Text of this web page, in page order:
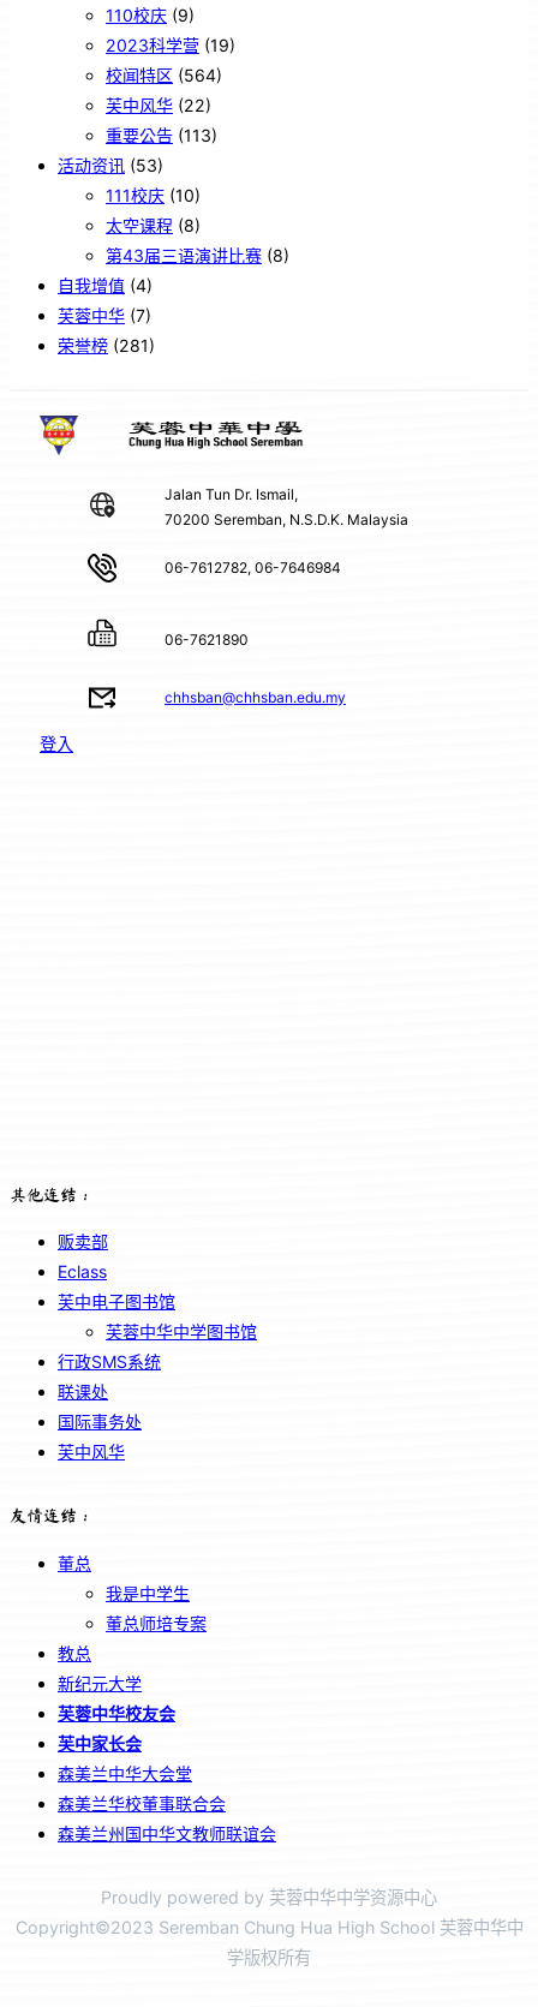
110校庆 (9)
2023科学营 (19)
校闻特区 (564)
芙中风华 (22)
重要公告 (113)
活动资讯 (53)
111校庆 (10)
太空课程 (8)
第43届三语演讲比赛 (8)
自我增值 (4)
芙蓉中华 (7)
荣誉榜 (281)
Jalan Tun Dr. Ismail,
70200 Seremban, N.S.D.K. Malaysia
06-7612782, 06-7646984
06-7621890
chhsban@chhsban.edu.my
登入
其他连结：
贩卖部
Eclass
芙中电子图书馆
芙蓉中华中学图书馆
行政SMS系统
联课处
国际事务处
芙中风华
友情连结：
董总
我是中学生
董总师培专案
教总
新纪元大学
芙蓉中华校友会
芙中家长会
森美兰中华大会堂
森美兰华校董事联合会
森美兰州国中华文教师联谊会
Proudly powered by 芙蓉中华中学资源中心
Copyright©2023 Seremban Chung Hua High School 芙蓉中华中
学版权所有